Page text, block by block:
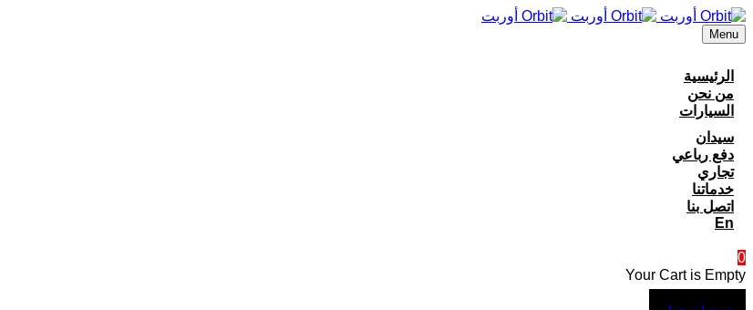
Menu
الرئيسية
من نحن
السيارات
سيدان
دفع رباعي
تجاري
خدماتنا
اتصل بنا
En
0
Your Cart is Empty